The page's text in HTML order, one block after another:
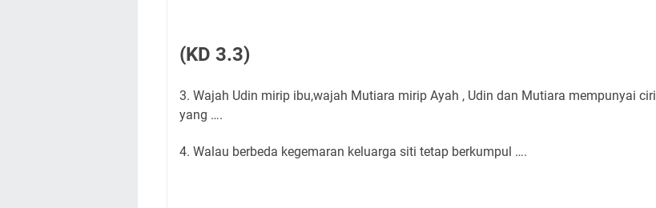
(KD 3.3)
3. Wajah Udin mirip ibu,wajah Mutiara mirip Ayah , Udin dan Mutiara mempunyai ciri
yang ….
4. Walau berbeda kegemaran keluarga siti tetap berkumpul ….